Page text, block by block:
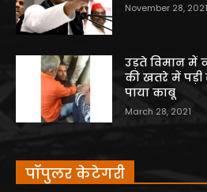
November 28, 2021
उड़ते विमान में
की खतरे में
पाया काबू
March 28, 2021
पॉपुलर केटेगरी